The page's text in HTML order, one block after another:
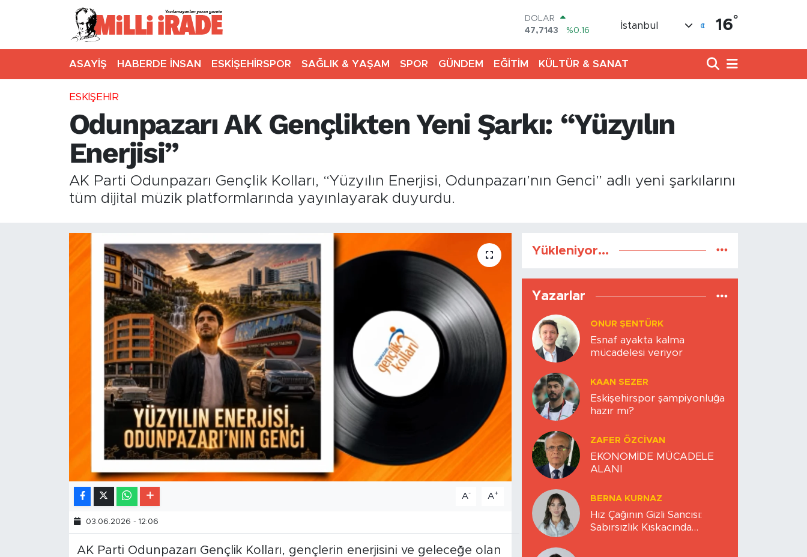
DOLAR
47,7143
%0.16
STERLİN
64,2463
%0.07
BİST100
13.799
%70
İstanbul 16°
ASAYİŞ HABERDE İNSAN ESKİŞEHİRSPOR SAĞLIK & YAŞAM SPOR GÜNDEM EĞİTİM KÜLTÜR & SANAT
ESKİŞEHİR
Odunpazarı AK Gençlikten Yeni Şarkı: “Yüzyılın
Enerjisi”
AK Parti Odunpazarı Gençlik Kolları, “Yüzyılın Enerjisi, Odunpazarı’nın Genci” adlı yeni şarkılarını
tüm dijital müzik platformlarında yayınlayarak duyurdu.
A- A+
03.06.2026 - 12:06
AK Parti Odunpazarı Gençlik Kolları, gençlerin enerjisini ve geleceğe olan
Yükleniyor...
Yazarlar
ONUR ŞENTÜRK
Esnaf ayakta kalma
mücadelesi veriyor
KAAN SEZER
Eskişehirspor şampiyonluğa
hazır mı?
ZAFER ÖZCIVAN
EKONOMİDE MÜCADELE
ALANI
BERNA KURNAZ
Hız Çağının Gizli Sancısı:
Sabırsızlık Kıskacında